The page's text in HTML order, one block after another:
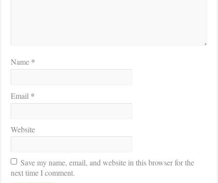
Name *
Email *
Website
Save my name, email, and website in this browser for the
next time I comment.